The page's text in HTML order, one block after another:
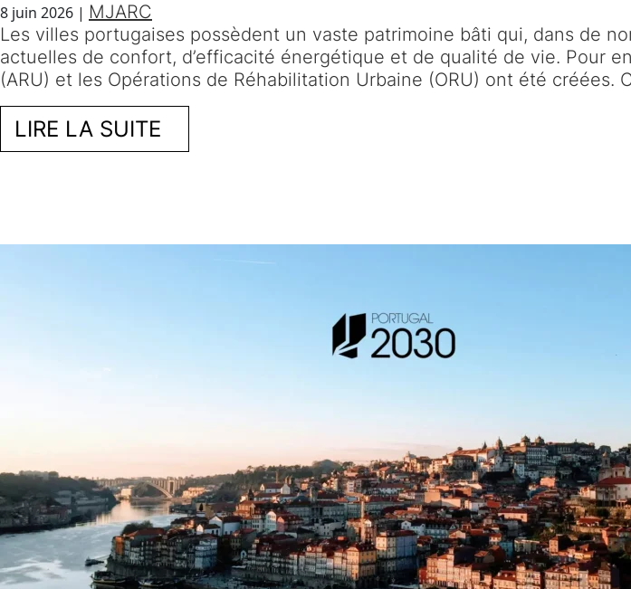
8 juin 2026 | MJARC
Les villes portugaises possèdent un vaste patrimoine bâti qui, dans de
actuelles de confort, d’efficacité énergétique et de qualité de vie. Pour
(ARU) et les Opérations de Réhabilitation Urbaine (ORU) ont été
LIRE LA SUITE